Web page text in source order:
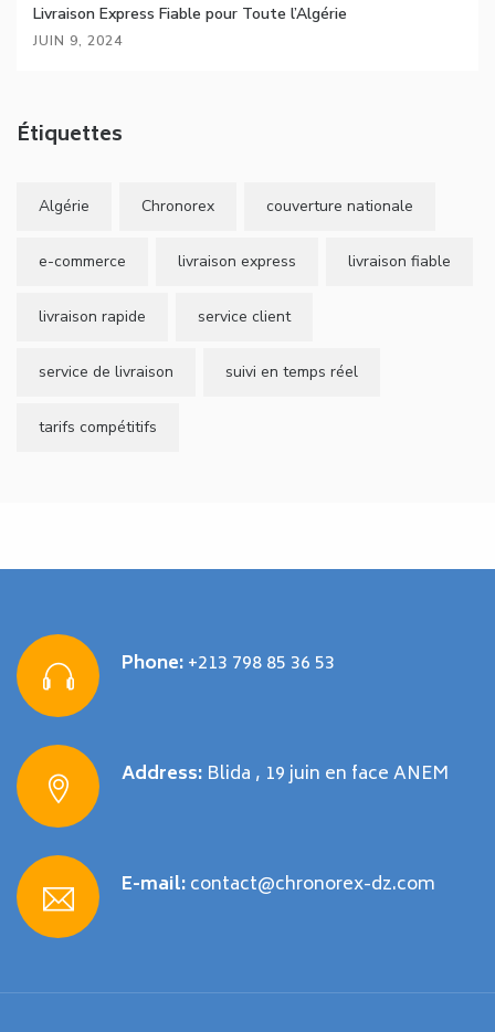
Livraison Express Fiable pour Toute l’Algérie
JUIN 9, 2024
Étiquettes
Algérie Chronorex couverture nationale
e-commerce livraison express livraison fiable
livraison rapide service client
service de livraison suivi en temps réel
tarifs compétitifs
Phone:+213 798 85 36 53
Address: Blida , 19 juin en face ANEM
E-mail:contact@chronorex-dz.com